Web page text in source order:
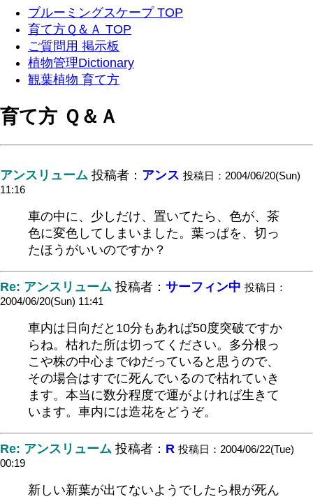
ブルーミングスケープ TOP
育て方Ｑ＆Ａ TOP
ご質問用 掲示板
植物管理Dictionary
観葉植物 育て方
育て方 Ｑ＆Ａ
アンスリューム 投稿者： アンス 投稿日：2004/06/20(Sun)
11:16
車の中に、少しだけ、置いてたら、色が、茶
色に変色してしまいました。葉っぱを、切っ
たほうがいいのですか？
Re: アンスリューム 投稿者： サーフィン中 投稿日：
2004/06/20(Sun) 11:41
車内は日向だと10分もあれば50度突破ですか
らね。枯れた所は切ってください。多分根っ
こや株の中心までゆだっていると思うので、
その場合はすでに死んでいるので枯れていき
ます。本当に数分程度で運がよければ生きて
います。車内には造花をどうぞ。
Re: アンスリューム 投稿者： R 投稿日：2004/06/22(Tue)
00:19
新しい新葉が出てないようでしたら根が死ん